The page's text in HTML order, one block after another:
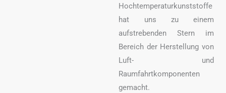
Hochtemperaturkunststoffe
hat uns zu einem
aufstrebenden Stern im
Bereich der Herstellung von
Luft- und
Raumfahrtkomponenten
gemacht.